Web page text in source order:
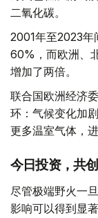
二氧化碳。
2001年至2023年
60%，而欧洲、
增加了两倍。
联合国欧洲经济
环：气候变化加
更多温室气体，
今日投资，共
尽管极端野火一
影响可以得到显著